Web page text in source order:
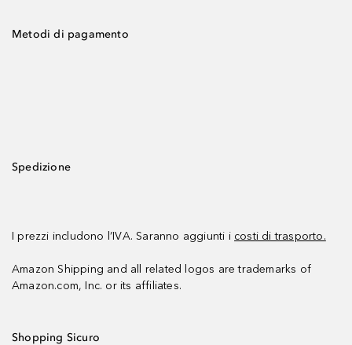
Metodi di pagamento
Spedizione
I prezzi includono l’IVA. Saranno aggiunti i costi di trasporto.
Amazon Shipping and all related logos are trademarks of
Amazon.com, Inc. or its affiliates.
Shopping Sicuro